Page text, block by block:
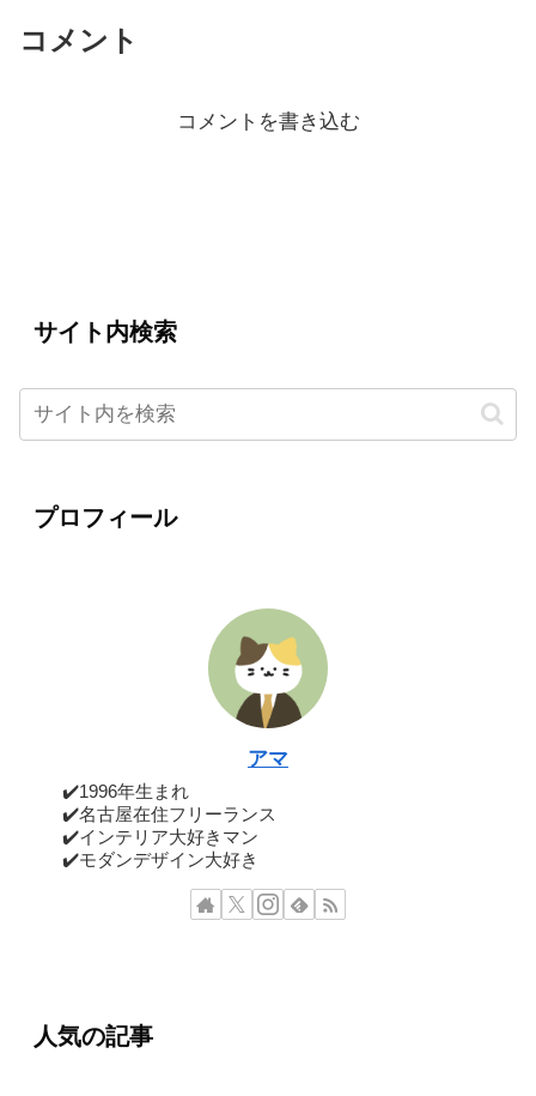
コメント
コメントを書き込む
サイト内検索
プロフィール
アマ
✔️1996年生まれ
✔️名古屋在住フリーランス
✔️インテリア大好きマン
✔️モダンデザイン大好き
人気の記事